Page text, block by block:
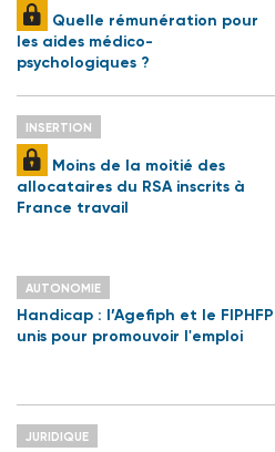
Quelle rémunération pour
les aides médico-
psychologiques ?
INSERTION
Moins de la moitié des
allocataires du RSA inscrits à
France travail
AUTONOMIE
Handicap : l’Agefiph et le FIPHFP
unis pour promouvoir l'emploi
JURIDIQUE